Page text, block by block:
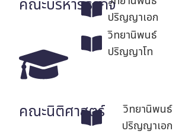
คณะบริหารธุรกิจ
ปริญญาเอก
วิทยานิพนธ์
ปริญญาโท
คณะนิติศาสตร์
วิทยานิพนธ์
ปริญญาเอก